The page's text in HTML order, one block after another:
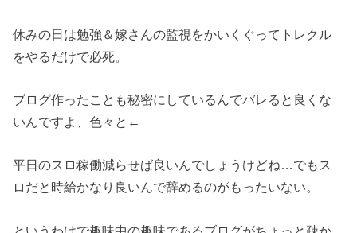
休みの日は勉強＆嫁さんの監視をかいくぐってトレクル
をやるだけで必死。
ブログ作ったことも秘密にしているんでバレると良くな
いんですよ、色々と←
平日のスロ稼働減らせば良いんでしょうけどね…でもス
ロだと時給かなり良いんで辞めるのがもったいない。